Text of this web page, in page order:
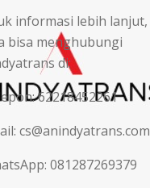
informasi lebih lanjut,
bisa menghubungi
di:
62218452261
cs@anindyatrans.com
081287269379